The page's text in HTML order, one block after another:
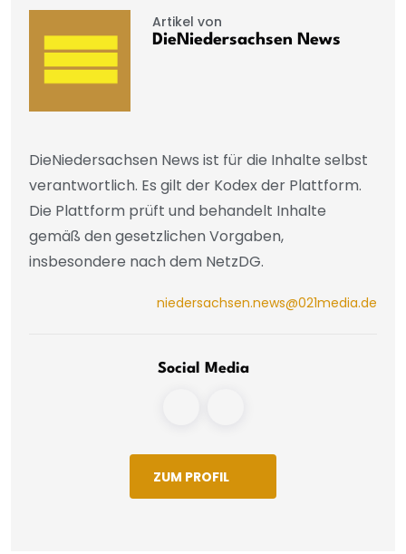
Artikel von
DieNiedersachsen News
DieNiedersachsen News ist für die Inhalte selbst
verantwortlich. Es gilt der Kodex der Plattform.
Die Plattform prüft und behandelt Inhalte
gemäß den gesetzlichen Vorgaben,
insbesondere nach dem NetzDG.
niedersachsen.news@021media.de
Social Media
ZUM PROFIL